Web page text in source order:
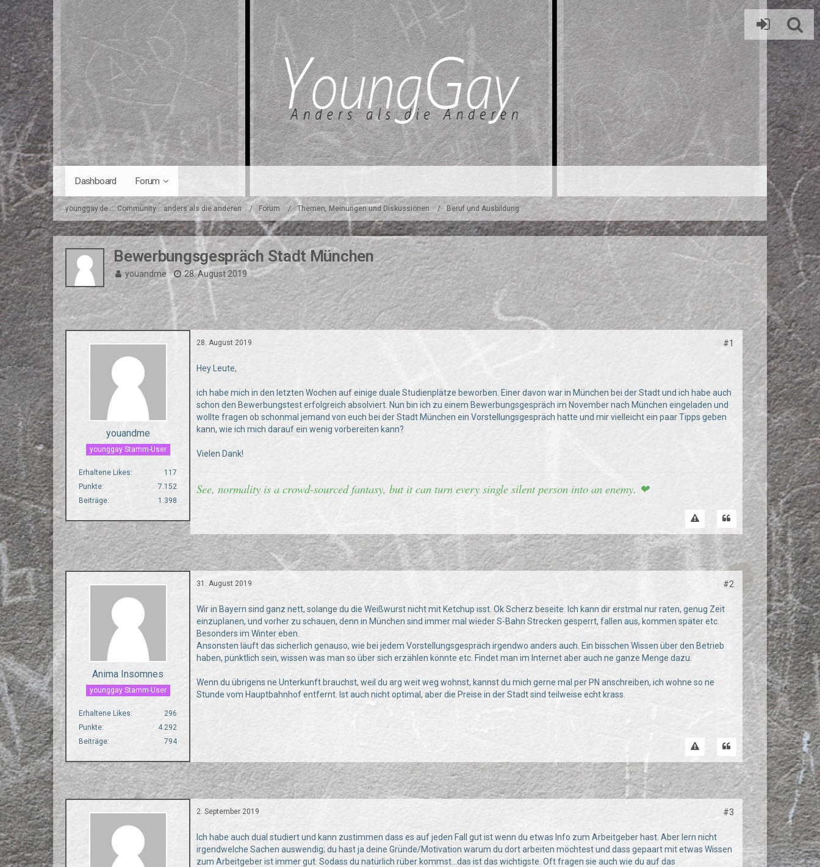
Dashboard Forum
younggay.de ::: Community :: anders als die anderen Forum Themen, Meinungen und Diskussionen Beruf und Ausbildung
Bewerbungsgespräch Stadt München
youandme 28. August 2019
youandme
younggay Stamm-User
Erhaltene Likes
117
Punkte
7.152
Beiträge
1.398
28. August 2019 #1
Hey Leute,
ich habe mich in den letzten Wochen auf einige duale Studienplätze beworben. Einer davon war in München bei der Stadt und ich habe auch
schon den Bewerbungstest erfolgreich absolviert. Nun bin ich zu einem Bewerbungsgespräch im November nach München eingeladen und
wollte fragen ob schonmal jemand von euch bei der Stadt München ein Vorstellungsgespräch hatte und mir vielleicht ein paar Tipps geben
kann, wie ich mich darauf ein wenig vorbereiten kann?
Vielen Dank!
See, normality is a crowd-sourced fantasy, but it can turn every single silent person into an enemy. ❤
Anima Insomnes
younggay Stamm-User
Erhaltene Likes
296
Punkte
4.292
Beiträge
794
31. August 2019 #2
Wir in Bayern sind ganz nett, solange du die Weißwurst nicht mit Ketchup isst. Ok Scherz beseite. Ich kann dir erstmal nur raten, genug Zeit
einzuplanen, und vorher zu schauen, denn in München sind immer mal wieder S-Bahn Strecken gesperrt, fallen aus, kommen später etc.
Besonders im Winter eben.
Ansonsten läuft das sicherlich genauso, wie bei jedem Vorstellungsgespräch irgendwo anders auch. Ein bisschen Wissen über den Betrieb
haben, pünktlich sein, wissen was man so über sich erzählen könnte etc. Findet man im Internet aber auch ne ganze Menge dazu.
Wenn du übrigens ne Unterkunft brauchst, weil du arg weit weg wohnst, kannst du mich gerne mal per PN anschreiben, ich wohne so ne
Stunde vom Hauptbahnhof entfernt. Ist auch nicht optimal, aber die Preise in der Stadt sind teilweise echt krass.
2. September 2019 #3
Ich habe auch dual studiert und kann zustimmen dass es auf jeden Fall gut ist wenn du etwas Info zum Arbeitgeber hast. Aber lern nicht
irgendwelche Sachen auswendig; du hast ja deine Gründe/Motivation warum du dort arbeiten möchtest und dass gepaart mit etwas Wissen
zum Arbeitgeber ist immer gut. Sodass du natürlich rüber kommst...das ist das wichtigste. Oft fragen sie auch wie du auf das